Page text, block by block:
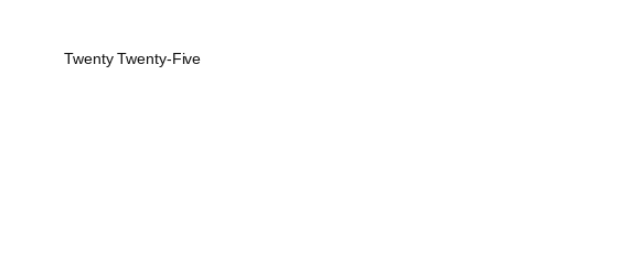
Twenty Twenty-Five